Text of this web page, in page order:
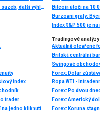
Ranní okénko - ECB obnovila cyklus snižování sazeb, další výhled je ale nejistý
Burzovní grafy:
Index S&P 500 je
index
trader
na jedno kliknutí
Tradingové analýzy
Aktuálně otevřené
Britská centrální
Swingové
Ropa WTI -
Forex: Koruna